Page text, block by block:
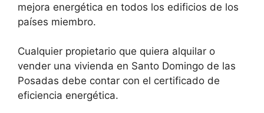
mejora energética en todos los edificios de los
países miembro.
Cualquier propietario que quiera alquilar o
vender una vivienda en Santo Domingo de las
Posadas debe contar con el certificado de
eficiencia energética.